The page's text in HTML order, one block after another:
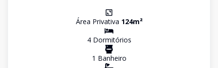
Área Privativa 124m²
4Dormitórios
1 Banheiro